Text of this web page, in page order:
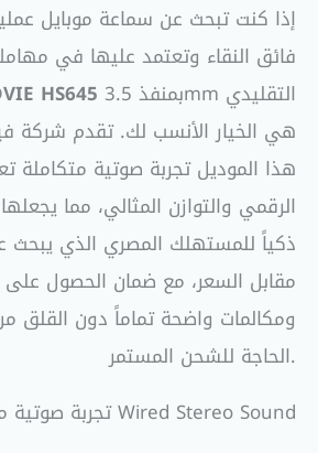
إذا كنت تبحث عن سماعة موبايل
فائق النقاء وتعتمد عليها في
HS645 بمنفذ 3.5mm التقليدي
هي الخيار الأنسب لك. تقدم شركة
هذا الموديل تجربة صوتية متكاملة
الرقمي والتوازن المثالي، مما
ذكياً للمستهلك المصري الذي يبحث
مقابل السعر، مع ضمان الحصول
ومكالمات واضحة تماماً دون القلق
الحاجة للشحن المستمر.
تجربة صوتية مجسمة بتقنية Wired Stereo Sound